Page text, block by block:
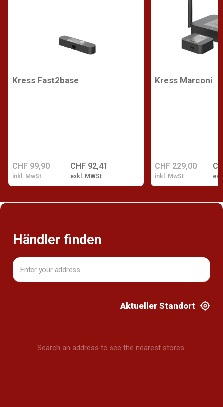
Kress Fast2base
CHF 92,41
exkl. MWSt
CHF 99,90
inkl. MwSt
Kress Marconi
CHF 229,00
inkl. MwSt
Händler finden
Aktueller Standort
Search an address to see the nearest stores.